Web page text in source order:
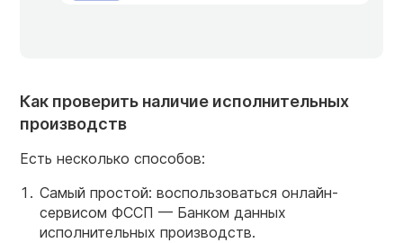
Как проверить наличие исполнительных
производств
Есть несколько способов:
Самый простой: воспользоваться онлайн-
сервисом ФССП — Банком данных
исполнительных производств.